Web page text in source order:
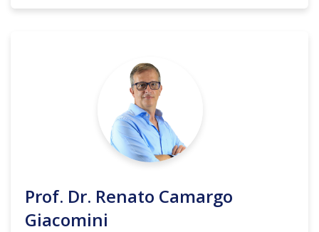
Prof. Dr. Renato Camargo
Giacomini